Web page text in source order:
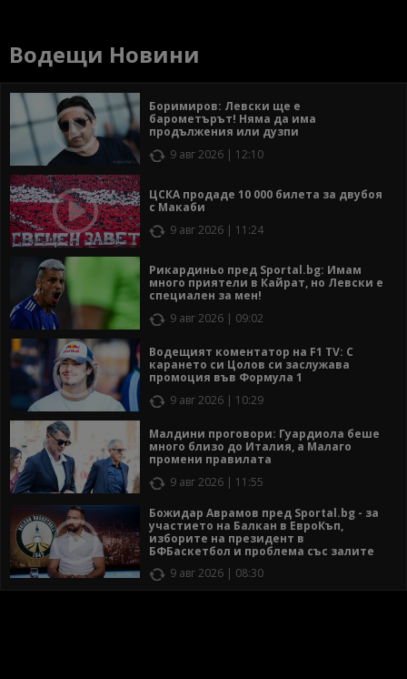
Водещи Новини
Боримиров: Левски ще е
барометърът! Няма да има
продължения или дузпи
9 авг 2026 | 12:10
ЦСКА продаде 10 000 билета за двубоя
с Макаби
9 авг 2026 | 11:24
Рикардиньо пред Sportal.bg: Имам
много приятели в Кайрат, но Левски е
специален за мен!
9 авг 2026 | 09:02
Водещият коментатор на F1 TV: С
карането си Цолов си заслужава
промоция във Формула 1
9 авг 2026 | 10:29
Малдини проговори: Гуардиола беше
много близо до Италия, а Малаго
промени правилата
9 авг 2026 | 11:55
Божидар Аврамов пред Sportal.bg - за
участието на Балкан в ЕвроКъп,
изборите на президент в
БФБаскетбол и проблема със залите
9 авг 2026 | 08:30